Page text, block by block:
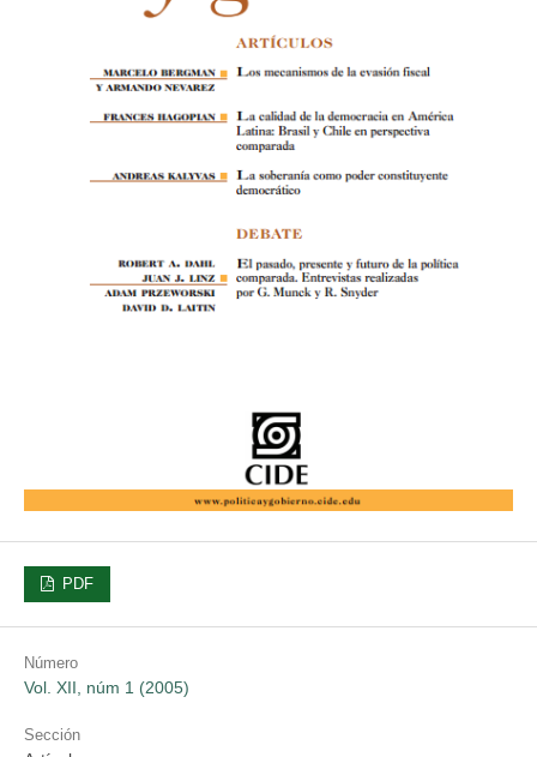
PDF
Número
Vol. XII, núm 1 (2005)
Sección